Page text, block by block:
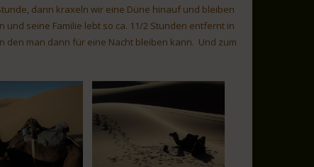
dann kraxeln wir eine Düne hinauf und bleiben
seine Familie lebt so ca. 11/2 Stunden entfernt in
den man dann für eine Nacht bleiben kann. Und zum